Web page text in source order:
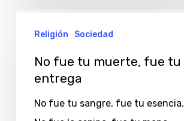
muerte,
Religión Sociedad
No fue tu muerte, fue tu
entrega
No fue tu sangre, fue tu esencia.